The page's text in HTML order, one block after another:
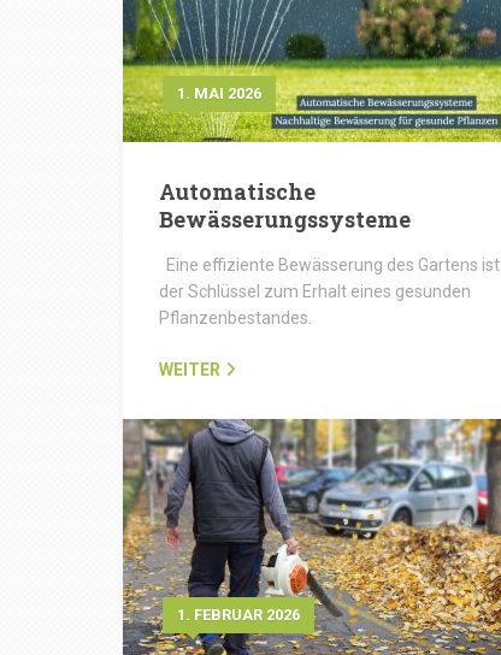
1. MAI 2026
Automatische
Bewässerungssysteme
Eine effiziente Bewässerung des Gartens ist
der Schlüssel zum Erhalt eines gesunden
Pflanzenbestandes.
WEITER
1. FEBRUAR 2026